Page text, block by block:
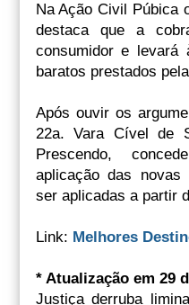
Na Ação Civil Púbica
destaca que a
consumidor e levará
baratos prestados
Após ouvir os
22a. Vara Cível de
Prescendo,
aplicação das
ser aplicadas a partir
Link: Melhores
* Atualização em 29
Justiça derruba